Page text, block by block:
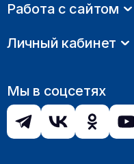
Работа с сайтом
Личный кабинет
Мы в соцсетях